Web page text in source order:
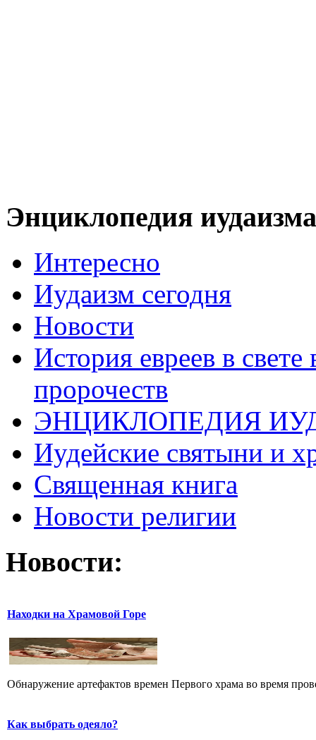
Энциклопедия иудаизма
Интересно
Иудаизм сегодня
Новости
История евреев в
пророчеств
ЭНЦИКЛОПЕДИЯ
Иудейские святыни и
Священная книга
Новости религии
Новости:
Находки на Храмовой Горе
Обнаружение артефактов времен Первого храма во время
Как выбрать одеяло?